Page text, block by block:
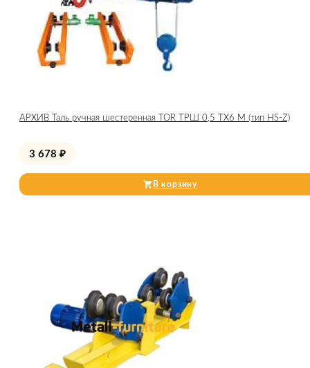
АРХИВ Таль ручная шестеренная TOR ТРШ 0,5 ТХ6 М (тип HS-Z)
3 678 ₽
В корзину